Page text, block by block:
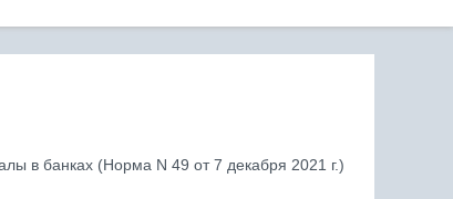
в банках (Норма N 49 от 7 декабря 2021 г.)